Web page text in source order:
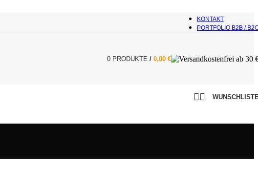
KONTAKT
PORTFOLIO B2B /
0 PRODUKTE / 0,00 €